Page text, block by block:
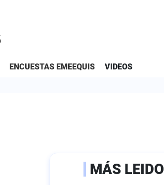
ENCUESTAS EMEEQUIS VIDEOS
MÁS LEIDO